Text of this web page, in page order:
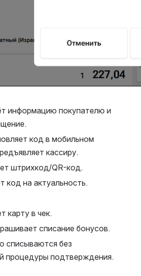
информацию покупателю и
код в мобильном
кассиру.
штрихкод/QR-код.
код на актуальность.
карту в чек.
списание бонусов.
списываются без
процедуры подтверждения.